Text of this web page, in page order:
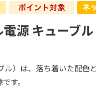
源 キューブ
ル）は、落ち着いた配色
す。